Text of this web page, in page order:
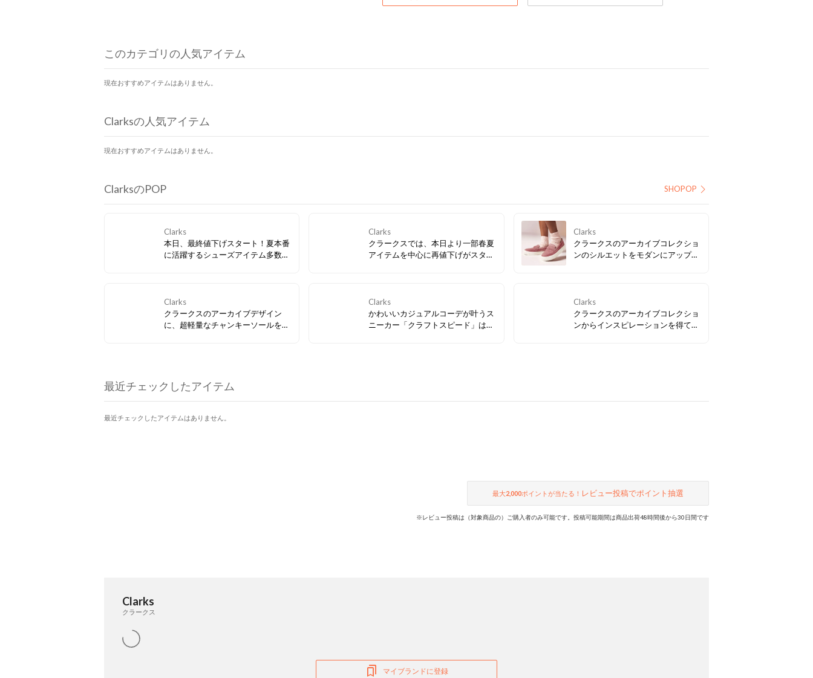
このカテゴリの人気アイテム
現在おすすめアイテムはありません。
Clarksの人気アイテム
現在おすすめアイテムはありません。
ClarksのPOP SHOPOP
Clarks
本日、最終値下げスタート！夏本番
に活躍するシューズアイテム多数、
Clarks
クラークスでは、本日より一部春夏
アイテムを中心に再値下げがスター
い。
Clarks
クラークスのアーカイブコレクショ
ンのシルエットをモダンにアップデ
りな軽量の厚底ソールで気分も
UP！
Clarks
クラークスのアーカイブデザイン
に、超軽量なチャンキーソールを組
ンが特徴。クッション性の高いフッ
トベッドが快適な履き心地を実現。
Clarks
かわいいカジュアルコーデが叶うス
ニーカー「クラフトスピード」は、
Clarks
クラークスのアーカイブコレクショ
ンからインスピレーションを得て、
最近チェックしたアイテム
最近チェックしたアイテムはありません。
最大2,000ポイントが当たる！ レビュー投稿でポイント抽選
※レビュー投稿は（対象商品の）ご購入者のみ可能です。投稿可能期間は商品出荷48時間後から30日間です
Clarks
クラークス
マイブランドに登録